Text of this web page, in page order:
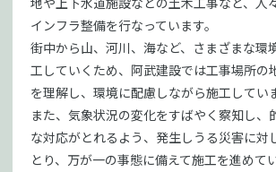
インフラ整備を行なっています。
街中から山、河川、海など、さまざまな環
工していくため、阿武建設では工事場所の
を理解し、環境に配慮しながら施工してい
また、気象状況の変化をすばやく察知し、
な対応がとれるよう、発生しうる災害に対
とり、万が一の事態に備えて施工を進めてい